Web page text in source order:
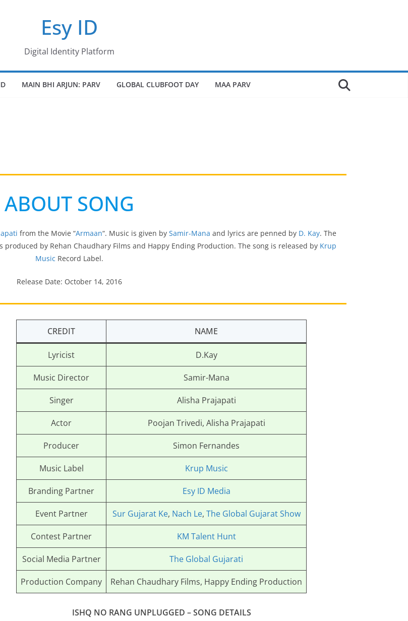
Esy ID
Digital Identity Platform
MAIN BHI ARJUN: PARV GLOBAL CLUBFOOT DAY MAA PARV
ABOUT SONG
from the Movie “Armaan“. Music is given by Samir-Mana and lyrics are penned by D. Kay. The
by Rehan Chaudhary Films and Happy Ending Production. The song is released by Krup
Music Record Label.
Release Date: October 14, 2016
CREDIT NAME
Lyricist D.Kay
Music Director Samir-Mana
Singer Alisha Prajapati
Actor Poojan Trivedi, Alisha Prajapati
Producer Simon Fernandes
Music Label Krup Music
Branding Partner Esy ID Media
Event Partner Sur Gujarat Ke, Nach Le, The Global Gujarat Show
Contest Partner KM Talent Hunt
Social Media Partner The Global Gujarati
Production Company Rehan Chaudhary Films, Happy Ending Production
ISHQ NO RANG UNPLUGGED – SONG DETAILS